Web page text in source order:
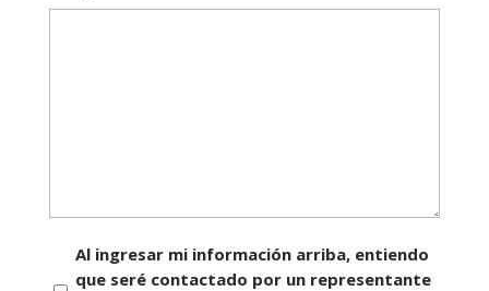
Consentimiento
Al ingresar mi información arriba, entiendo
que seré contactado por un representante